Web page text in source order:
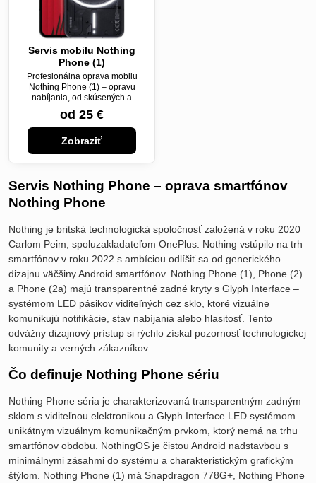
Servis mobilu Nothing
Phone (1)
Profesionálna oprava mobilu
Nothing Phone (1) – opravu
nabíjania, od skúsených a
certifikovaných technikov.
od 25 €
Zobraziť
Servis Nothing Phone – oprava smartfónov
Nothing Phone
Nothing je britská technologická spoločnosť založená v roku 2020
Carlom Peim, spoluzakladateľom OnePlus. Nothing vstúpilo na trh
smartfónov v roku 2022 s ambíciou odlíšiť sa od generického
dizajnu väčšiny Android smartfónov. Nothing Phone (1), Phone (2)
a Phone (2a) majú transparentné zadné kryty s Glyph Interface –
systémom LED pásikov viditeľných cez sklo, ktoré vizuálne
komunikujú notifikácie, stav nabíjania alebo hlasitosť. Tento
odvážny dizajnový prístup si rýchlo získal pozornosť technologickej
komunity a verných zákazníkov.
Čo definuje Nothing Phone sériu
Nothing Phone séria je charakterizovaná transparentným zadným
sklom s viditeľnou elektronikou a Glyph Interface LED systémom –
unikátnym vizuálnym komunikačným prvkom, ktorý nemá na trhu
smartfónov obdobu. NothingOS je čistou Android nadstavbou s
minimálnymi zásahmi do systému a charakteristickým grafickým
štýlom. Nothing Phone (1) má Snapdragon 778G+, Nothing Phone